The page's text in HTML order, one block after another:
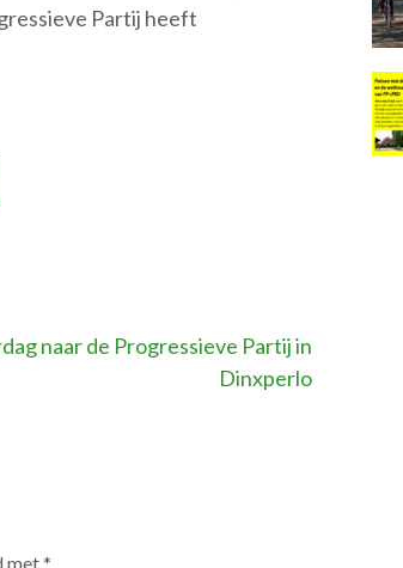
Partij heeft
naar de Progressieve Partij in
Dinxperlo
met*